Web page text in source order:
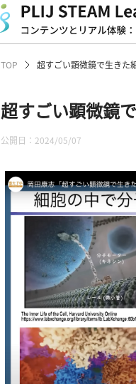
TOP 超すごい顕微鏡で生きた
超すごい顕微鏡
公開日：2024/05/07